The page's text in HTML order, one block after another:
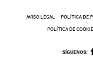
AVISO LEGAL POLÍTICA DE
POLÍTICA DE
SÍGUENOS: